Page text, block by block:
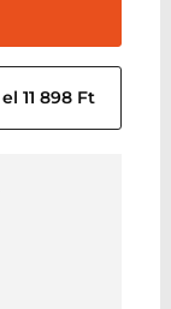
el 11 898 Ft